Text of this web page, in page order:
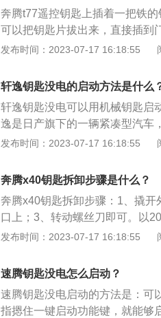
没有平头螺丝刀，可以去4S店
奔腾x80的长宽高分别是
的是6挡手自一体变速箱。
奔腾t77遥控钥匙上插着一把铁
可以把钥匙片拔出来，直接插到
键启动的车子都设置了感应区，
的需求。因其整车高度达到了
大的空间。得益于1845mm的整
而2700毫米的轴距尺寸，让其前
松。2、隔音：奔腾T77在隔音降
制冷效率极高，隔音体系表现卓
发布时间：2023-07-17 16:18:55
轩逸钥匙没电的启动方法是什么
轩逸钥匙没电可以用机械钥匙启
逸是日产旗下的一辆紧凑型汽车
为1503mm，轴距为2700mm。
速箱选择，发动机最大功率
悬架方面：轩逸的前悬架为麦弗
发布时间：2023-07-17 16:18:55
奔腾x40钥匙拆卸步骤是什么？
奔腾x40钥匙拆卸步骤：1、撬
口上；3、转动螺丝刀即可。以
车身尺寸是：长4310mm、宽
悬架是扭力梁式非独立悬架，搭
大功率是84kw，最大扭矩是
发布时间：2023-07-17 16:18:55
速腾钥匙没电怎么启动？
速腾钥匙没电启动的方法是：可
指摁住一键启动功能键，就能够